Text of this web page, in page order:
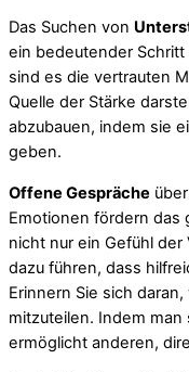
Das Suchen von
ein bedeutender Schritt
sind es die vertrauten
Quelle der Stärke
abzubauen, indem sie
geben.
Offene Gespräche
Emotionen fördern das
nicht nur ein Gefühl
dazu führen, dass
Erinnern Sie sich
mitzuteilen. Indem
ermöglicht anderen,